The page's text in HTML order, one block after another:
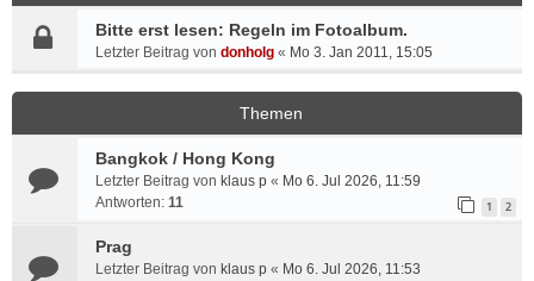
Bitte erst lesen: Regeln im Fotoalbum.
Letzter Beitrag von donholg « Mo 3. Jan 2011, 15:05
Themen
Bangkok / Hong Kong
Letzter Beitrag von klaus p « Mo 6. Jul 2026, 11:59
Antworten: 11 1 2
Prag
Letzter Beitrag von klaus p « Mo 6. Jul 2026, 11:53